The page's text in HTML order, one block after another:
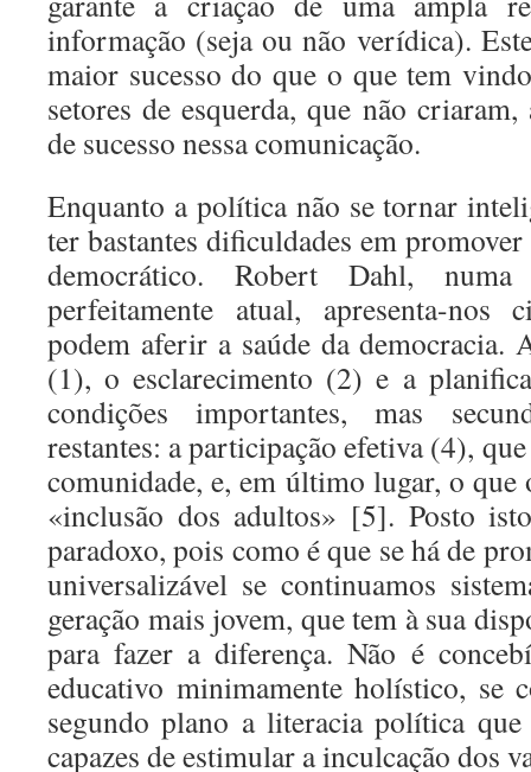
informação (seja ou não verídica).
maior sucesso do que o que tem
setores de esquerda, que não
de sucesso nessa comunicação.
Enquanto a política não se tornar
ter bastantes dificuldades em
democrático. Robert Dahl,
perfeitamente atual, apresenta-nos
podem aferir a saúde da democracia.
(1), o esclarecimento (2) e a
condições importantes, mas
restantes: a participação efetiva (4),
comunidade, e, em último lugar, o
«inclusão dos adultos» [5]. Posto
paradoxo, pois como é que se há de
universalizável se continuamos
geração mais jovem, que tem à sua
para fazer a diferença. Não é
educativo minimamente holístico, se
segundo plano a literacia política
capazes de estimular a inculcação dos